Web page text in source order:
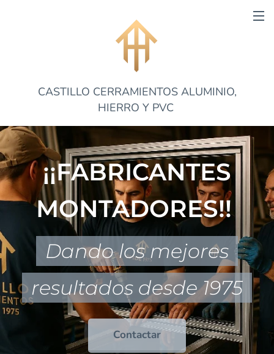
CASTILLO CERRAMIENTOS ALUMINIO,
HIERRO Y PVC
¡¡FABRICANTES
MONTADORES!!
Dando los mejores
resultados desde 1975
Contactar